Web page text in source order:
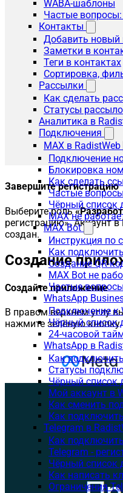
WABA-шаблоны
Частые
Контакты
Добавить новый
Заметки в
Теги в контактах
Сортировка,
Рассылки
Как сделать
Статусы
Аналитика в
Подключения
MAX в RadistWeb
Подключение
Блокировка
Как сделать
Частые
Чёрный список
MAX не
MAX Bot
Инструкция по
Как
Создание QR-
MAX Bot не
Частые
WhatsApp
Подключение к
Чёрный список
24-часовой
WhatsApp в
Как
Статусы
Чёрный список
Мой аккаунт в
Как сменить
Как
Telegram в
Как
Telegram -
Чёрный список
Как написать
Ограничения
Завершите регистрацию
Выберите роль
регистрацию». Аккаунт
создан.
Создание
Создайте приложение
В правом верхнем углу
нажмите зелёную кнопку